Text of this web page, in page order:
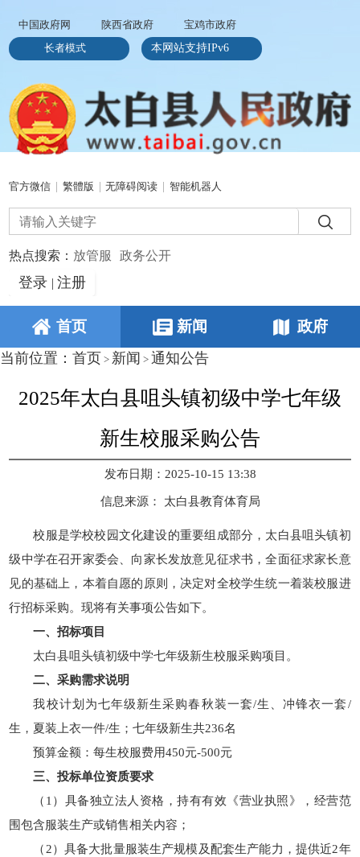
中国政府网 陕西省政府
宝鸡市政府
长者模式
本网站支持IPv6
官方微信 繁體版 无障碍阅读 智能机器人
热点搜索： 放管服 政务公开
登录 注册
首页 新闻 政府
当前位置： 首页 > 新闻 > 通知公告
2025年太白县咀头镇初级中学七年级
新生校服采购公告
发布日期：2025-10-15 13:38
信息来源： 太白县教育体育局
校服是学校校园文化建设的重要组成部分，太白县咀头镇初
级中学在召开家委会、向家长发放意见征求书，全面征求家长意
见的基础上，本着自愿的原则，决定对全校学生统一着装校服进
行招标采购。现将有关事项公告如下。
一、招标项目
太白县咀头镇初级中学七年级新生校服采购项目。
二、采购需求说明
我校计划为七年级新生采购春秋装一套/生、冲锋衣一套/
生，夏装上衣一件/生；七年级新生共236名
预算金额：每生校服费用450元-500元
三、投标单位资质要求
（1）具备独立法人资格，持有有效《营业执照》，经营范
围包含服装生产或销售相关内容；
（2）具备大批量服装生产规模及配套生产能力，提供近2年